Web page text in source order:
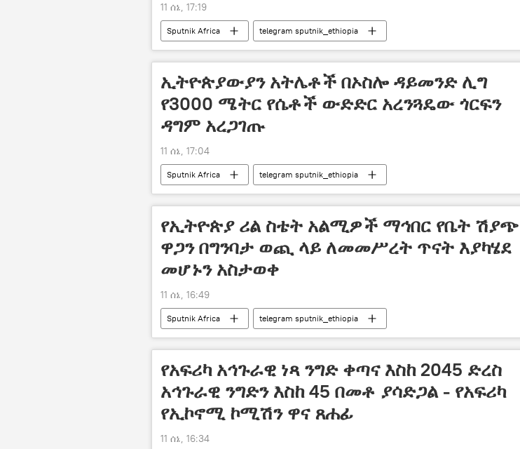
11 ሰኔ, 17:19
Sputnik Africa telegram sputnik_ethiopia
ኢትዮጵያውያን አትሌቶች በኦስሎ ዳይመንድ ሊግ
የ3000 ሜትር የሴቶች ውድድር አረንጓዴው ጎርፍን
ዳግም አረጋገጡ
11 ሰኔ, 17:04
Sputnik Africa telegram sputnik_ethiopia
የኢትዮጵያ ሪል ስቴት አልሚዎች ማኅበር የቤት ሽያጭ
ዋጋን በግንባታ ወጪ ላይ ለመመሥረት ጥናት እያካሄደ
መሆኑን አስታወቀ
11 ሰኔ, 16:49
Sputnik Africa telegram sputnik_ethiopia
የአፍሪካ አኅጉራዊ ነጻ ንግድ ቀጣና እስከ 2045 ድረስ
አኅጉራዊ ንግድን እስከ 45 በመቶ ያሳድጋል - የአፍሪካ
የኢኮኖሚ ኮሚሽን ዋና ጸሐፊ
11 ሰኔ, 16:34